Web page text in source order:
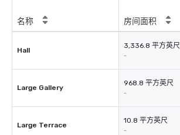
名称 房间面积
Hall
3,336.8 平方英尺
-
Large Gallery
968.8 平方英尺
-
Large Terrace
10.8 平方英尺
-